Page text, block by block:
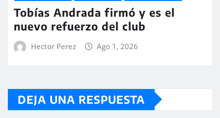
Tobías Andrada firmó y es el
nuevo refuerzo del club
Hector Perez Ago 1, 2026
DEJA UNA RESPUESTA